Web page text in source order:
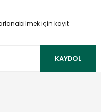
için kayıt
KAYDOL